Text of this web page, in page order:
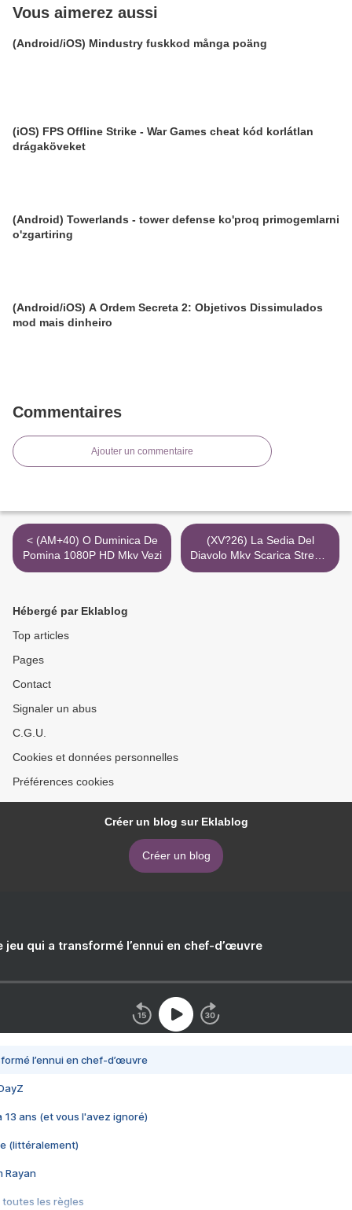
Vous aimerez aussi
(Android/iOS) Mindustry fuskkod många poäng
(iOS) FPS Offline Strike - War Games cheat kód korlátlan
drágaköveket
(Android) Towerlands - tower defense ko'proq primogemlarni
o'zgartiring
(Android/iOS) A Ordem Secreta 2: Objetivos Dissimulados
mod mais dinheiro
Commentaires
Ajouter un commentaire
< (AM+40) O Duminica De
Pomina 1080P HD Mkv Vezi
(XV?26) La Sedia Del
Diavolo Mkv Scarica Stream
2K Mediaset >
Hébergé par Eklablog
Top articles
Pages
Contact
Signaler un abus
C.G.U.
Cookies et données personnelles
Préférences cookies
Créer un blog sur Eklablog
Créer un blog
jeu qui a transformé l’ennui en chef-d’œuvre
l’ennui en chef-d’œuvre
13 ans (et vous l'avez ignoré)
(littéralement)
Rayan
toutes les règles